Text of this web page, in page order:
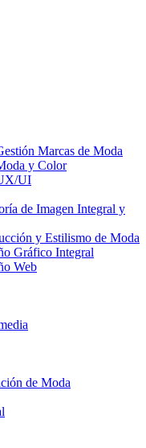
Marcas de Moda
y Color
UI
de Imagen Integral y
y Estilismo de Moda
Gráfico Integral
Web
de Moda